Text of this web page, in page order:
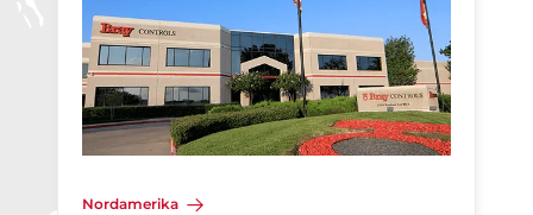
Nordamerika